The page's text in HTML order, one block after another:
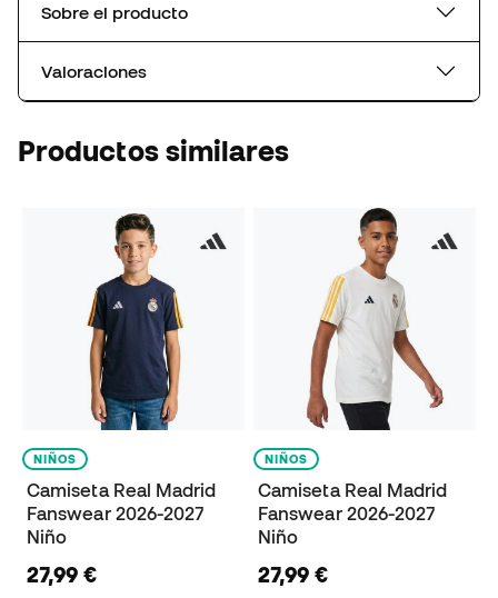
Sobre el producto
Valoraciones
Productos similares
NIÑOS
Camiseta Real Madrid
Fanswear 2026-2027
Niño
27,99 €
NIÑOS
Camiseta Real Madrid
Fanswear 2026-2027
Niño
27,99 €